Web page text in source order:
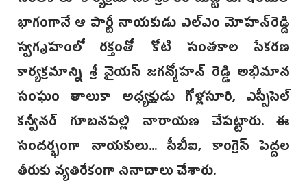
భాగంగానే ఆ పార్టీ నాయకుడు ఎల్‌ఎం మోహన్‌రెడ్డి
స్వగృహంలో రక్తంతో కోటి సంతకాల సేకరణ
కార్యక్రమాన్ని శ్రీ వైయస్ జగన్మోహన్ రెడ్డి అభిమాన
సంఘం తాలుకా అధ్యక్షుడు గోళ్లసూరి, ఎస్సీసెల్
కన్వీనర్ గూబనపల్లి నారాయణ చేపట్టారు. ఈ
సందర్భంగా నాయకులు... సీబీఐ, కాంగ్రెస్ పెద్దల
తీరుకు వ్యతిరేకంగా నినాదాలు చేశారు.